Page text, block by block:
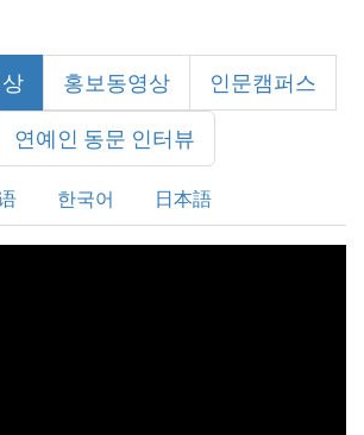
홍보동영상 인문캠퍼스
연예인 동문 인터뷰
한국어 日本語